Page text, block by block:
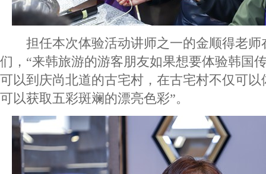
担任本次体验活动讲师之一的金顺得老师
们，“来韩旅游的游客朋友如果想要体验韩国
可以到庆尚北道的古宅村，在古宅村不仅可
可以获取五彩斑斓的漂亮色彩”。